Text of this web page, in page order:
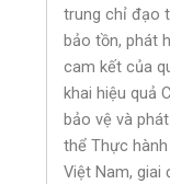
trung chỉ đạo
bảo tồn, phát
cam kết của
khai hiệu quả
bảo vệ và
thể Thực
Việt Nam, giai